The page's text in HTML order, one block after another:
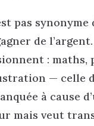
pas
de
: maths,
— celle
à cause
mais veut